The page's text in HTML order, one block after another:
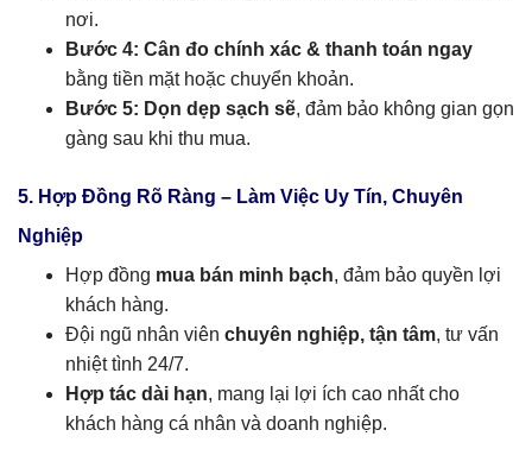
nơi.
Bước 4: Cân đo chính xác & thanh toán ngay
bằng tiền mặt hoặc chuyển khoản.
Bước 5: Dọn dẹp sạch sẽ, đảm bảo không gian gọn
gàng sau khi thu mua.
5. Hợp Đồng Rõ Ràng – Làm Việc Uy Tín, Chuyên
Nghiệp
Hợp đồng mua bán minh bạch, đảm bảo quyền lợi
khách hàng.
Đội ngũ nhân viên chuyên nghiệp, tận tâm, tư vấn
nhiệt tình 24/7.
Hợp tác dài hạn, mang lại lợi ích cao nhất cho
khách hàng cá nhân và doanh nghiệp.